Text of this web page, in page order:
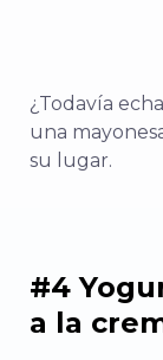
¿Todavía
una
su lugar.
#4
a la